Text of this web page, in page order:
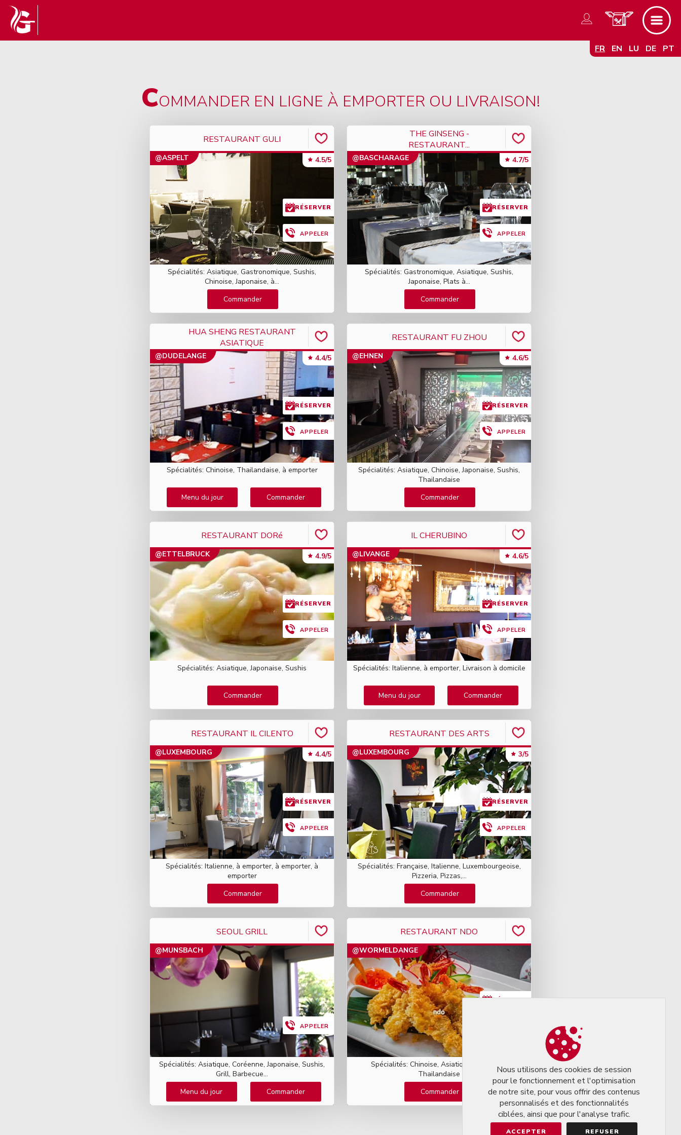
FR EN LU DE PT
COMMANDER EN LIGNE À EMPORTER OU LIVRAISON!
RESTAURANT GULI
@ASPELT 4.5/5
Spécialités: Asiatique, Gastronomique, Sushis,
Chinoise, Japonaise, à...
APPELER
RÉSERVER
Commander
THE GINSENG -
RESTAURANT...
@BASCHARAGE 4.7/5
Spécialités: Gastronomique, Asiatique, Sushis,
Japonaise, Plats à...
APPELER
RÉSERVER
Commander
HUA SHENG RESTAURANT
ASIATIQUE
@DUDELANGE 4.4/5
Spécialités: Chinoise, Thailandaise, à emporter
APPELER
RÉSERVER
Menu du jour Commander
RESTAURANT FU ZHOU
@EHNEN 4.6/5
Spécialités: Asiatique, Chinoise, Japonaise, Sushis,
Thailandaise
APPELER
RÉSERVER
Commander
RESTAURANT DORé
@ETTELBRUCK 4.9/5
Spécialités: Asiatique, Japonaise, Sushis
APPELER
RÉSERVER
Commander
IL CHERUBINO
@LIVANGE 4.6/5
Spécialités: Italienne, à emporter, Livraison à domicile
APPELER
RÉSERVER
Menu du jour Commander
RESTAURANT IL CILENTO
@LUXEMBOURG 4.4/5
Spécialités: Italienne, à emporter, à emporter, à
emporter
APPELER
RÉSERVER
Commander
RESTAURANT DES ARTS
@LUXEMBOURG 3/5
Spécialités: Française, Italienne, Luxembourgeoise,
Pizzeria, Pizzas,...
APPELER
RÉSERVER
Commander
SEOUL GRILL
@MUNSBACH
Spécialités: Asiatique, Coréenne, Japonaise, Sushis,
Grill, Barbecue...
APPELER
Menu du jour Commander
RESTAURANT NDO
@WORMELDANGE
Spécialités: Chinoise, Asiatique, Japonaise,
Thailandaise
RÉSERVER
Commander
Nous utilisons des cookies de session
pour le fonctionnement et l'optimisation
de notre site, pour vous offrir des contenus
personnalisés et des fonctionnalités
ciblées, ainsi que pour l'analyse trafic.
ACCEPTER REFUSER